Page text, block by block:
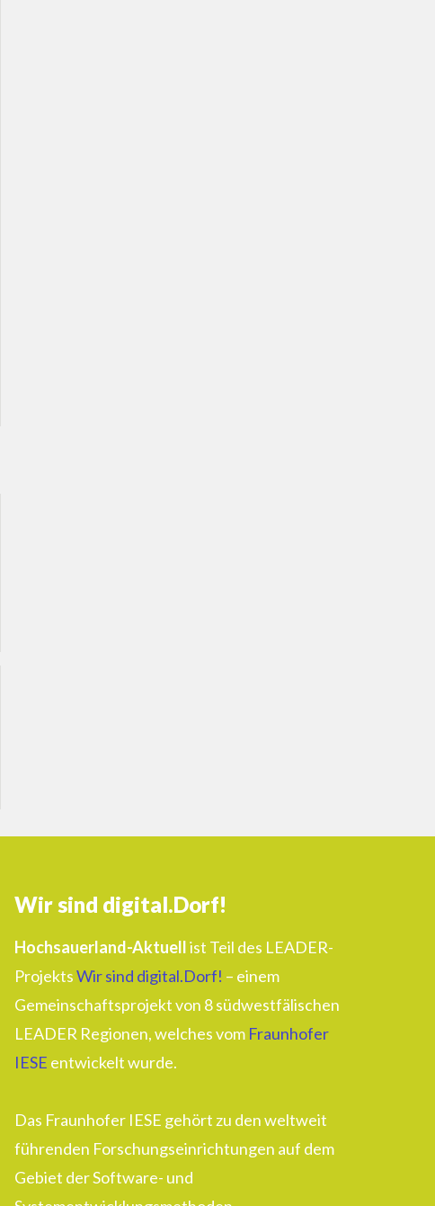
Wir sind digital.Dorf!
Hochsauerland-Aktuellist Teil des LEADER-
ProjektsWir sind digital.Dorf! – einem
Gemeinschaftsprojekt von 8 südwestfälischen
LEADER Regionen, welches vom Fraunhofer
IESE entwickelt wurde.
Das Fraunhofer IESE gehört zu den weltweit
führenden Forschungseinrichtungen auf dem
Gebiet der Software- und